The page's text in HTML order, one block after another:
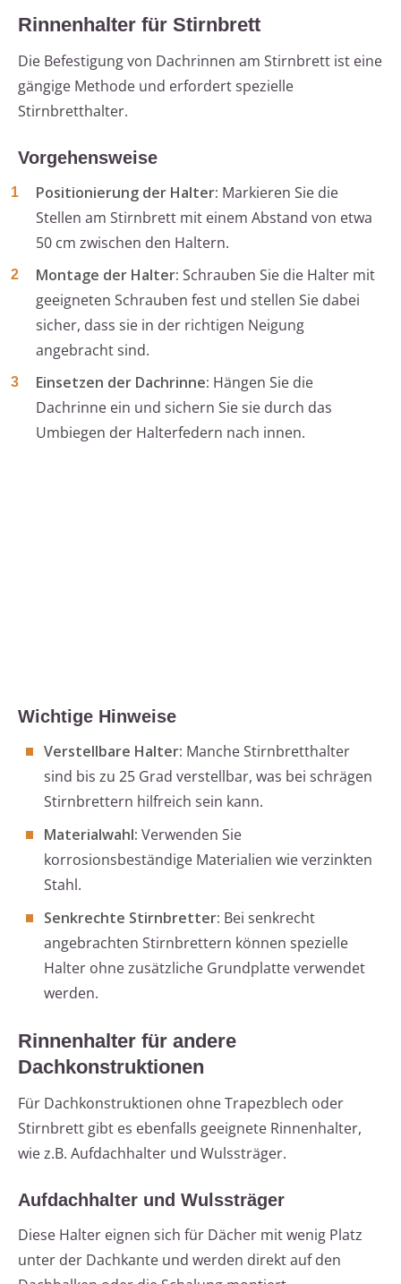
Rinnenhalter für Stirnbrett
Die Befestigung von Dachrinnen am Stirnbrett ist eine
gängige Methode und erfordert spezielle
Stirnbretthalter.
Vorgehensweise
Positionierung der Halter: Markieren Sie die
Stellen am Stirnbrett mit einem Abstand von etwa
50 cm zwischen den Haltern.
Montage der Halter: Schrauben Sie die Halter mit
geeigneten Schrauben fest und stellen Sie dabei
sicher, dass sie in der richtigen Neigung
angebracht sind.
Einsetzen der Dachrinne: Hängen Sie die
Dachrinne ein und sichern Sie sie durch das
Umbiegen der Halterfedern nach innen.
Wichtige Hinweise
Verstellbare Halter: Manche Stirnbretthalter
sind bis zu 25 Grad verstellbar, was bei schrägen
Stirnbrettern hilfreich sein kann.
Materialwahl: Verwenden Sie
korrosionsbeständige Materialien wie verzinkten
Stahl.
Senkrechte Stirnbretter: Bei senkrecht
angebrachten Stirnbrettern können spezielle
Halter ohne zusätzliche Grundplatte verwendet
werden.
Rinnenhalter für andere
Dachkonstruktionen
Für Dachkonstruktionen ohne Trapezblech oder
Stirnbrett gibt es ebenfalls geeignete Rinnenhalter,
wie z.B. Aufdachhalter und Wulssträger.
Aufdachhalter und Wulssträger
Diese Halter eignen sich für Dächer mit wenig Platz
unter der Dachkante und werden direkt auf den